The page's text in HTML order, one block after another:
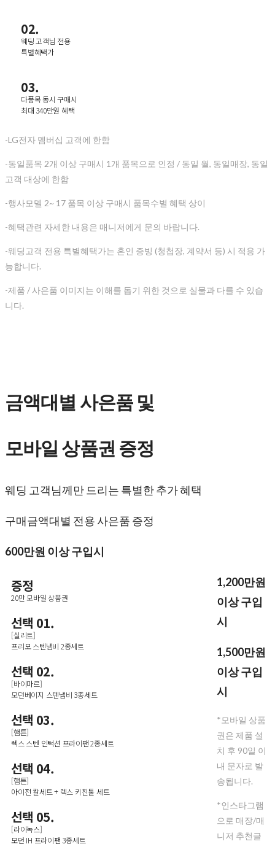
02.
웨딩 고객님 전용
특별혜택가
03.
다품목 동시 구매시
최대 340만원 혜택
-LG전자 멤버십 고객에 한함
-동일품목 2개 이상 구매시 1개 품목으로 인정 / 동일 월, 동일매장, 동일
고객 대상에 한함
-행사모델 2~ 17 품목 이상 구매시 품목수별 혜택 상이
-혜택관련 자세한 내용은 매니저에게 문의 바랍니다.
-웨딩고객 전용 특별혜택가는 혼인 증빙 (청첩장, 계약서 등) 시 적용 가
능합니다.
-제품 / 사은품 이미지는 이해를 돕기 위한 것으로 실물과 다를 수 있습
니다.
금액대별 사은품 및
모바일 상품권 증정
웨딩 고객님께만 드리는 특별한 추가 혜택
구매금액대별 전용 사은품 증정
600만원 이상 구입시
증정
20만 모바일 상품권
선택 01.
[실리트]
프리모 스텐냄비 2종세트
선택 02.
[바이마르]
모던베이지 스텐냄비 3종세트
선택 03.
[햄튼]
렉스 스텐 인턱션 프라이팬 2종세트
선택 04.
[햄튼]
아이전 칼세트 + 렉스 키친툴 세트
선택 05.
[라이녹스]
모던 IH 프라이팬 3종세트
1,200만원
이상 구입
시
1,500만원
이상 구입
시
*모바일 상품
권은 제품 설
치 후 90일 이
내 문자로 발
송됩니다.
*인스타그램
으로 매장/매
니저 추천글